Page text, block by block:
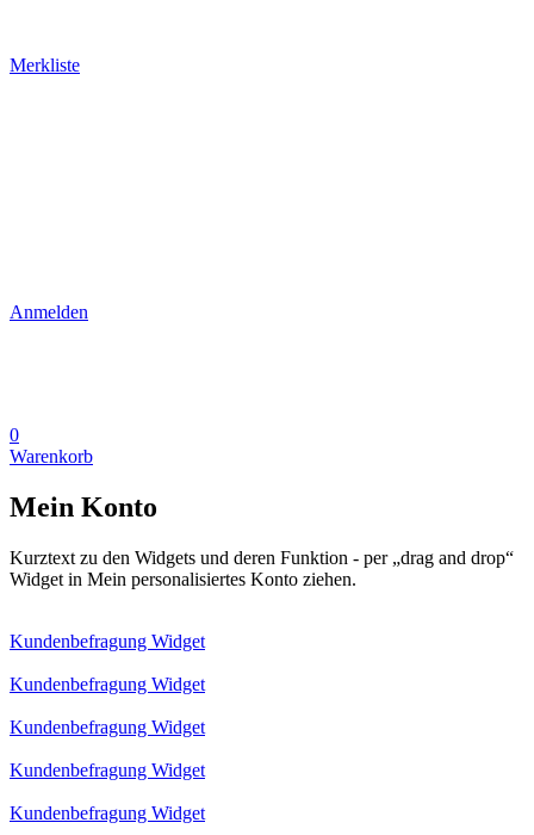
Merkliste
Anmelden
0
Warenkorb
Mein Konto
Kurztext zu den Widgets und deren Funktion - per „drag and drop“
Widget in Mein personalisiertes Konto ziehen.
Kundenbefragung Widget
Kundenbefragung Widget
Kundenbefragung Widget
Kundenbefragung Widget
Kundenbefragung Widget